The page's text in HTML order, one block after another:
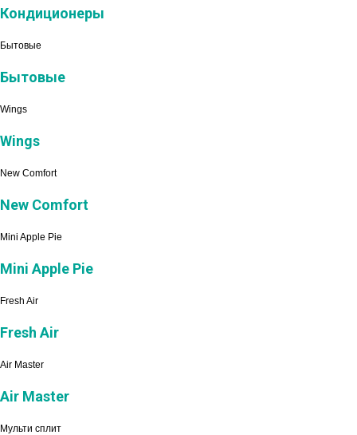
Кондиционеры
Бытовые
Бытовые
Wings
Wings
New Comfort
New Comfort
Mini Apple Pie
Mini Apple Pie
Fresh Air
Fresh Air
Air Master
Air Master
Мульти сплит